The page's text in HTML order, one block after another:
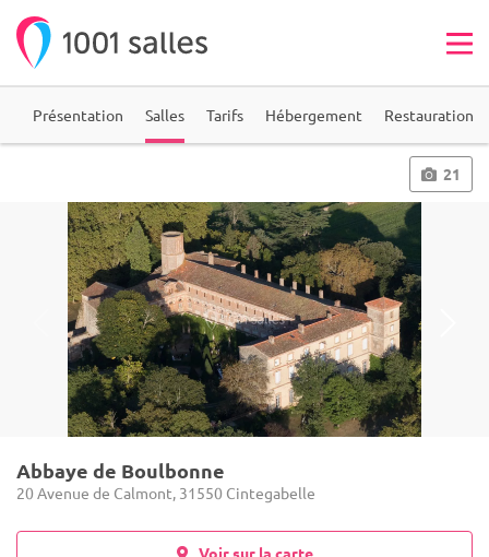
Présentation Salles Tarifs Hébergement Restauration
21
Abbaye de Boulbonne
20 Avenue de Calmont, 31550 Cintegabelle
Voir sur la carte